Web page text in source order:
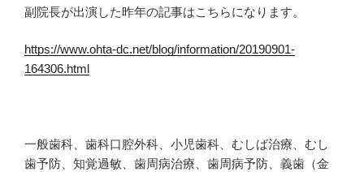
副院長が出演した昨年の記事はこちらになります。
https://www.ohta-dc.net/blog/information/20190901-
164306.html
一般歯科、歯科口腔外科、小児歯科、むしば治療、むし
歯予防、知覚過敏、歯周病治療、歯周病予防、義歯（金